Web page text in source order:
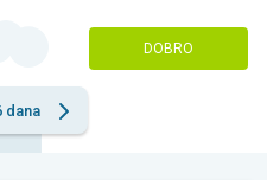
DOBRO
dana